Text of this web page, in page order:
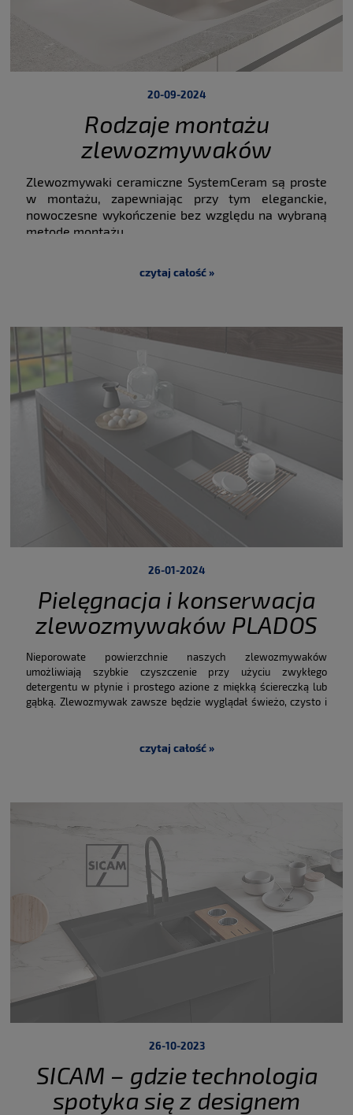
Rodzaje montażu
zlewozmywaków
ceramicznych
SystemCeram
20-09-2024
Zlewozmywaki ceramiczne SystemCeram są proste
w montażu, zapewniając przy tym eleganckie,
nowoczesne wykończenie bez względu na wybraną
metodę montażu.
W SystemCeram dostarczamy szeroką gamę
szafki to dostępna przestrzeń pod blatem potrzebna
tylko na komorę zlewozmywaka i ewentualne
mocowania.
czytaj całość »
Pielęgnacja i konserwacja
zlewozmywaków PLADOS
26-01-2024
Nieporowate powierzchnie naszych zlewozmywaków
umożliwiają szybkie czyszczenie przy użyciu zwykłego
detergentu w płynie i prostego azione z miękką ściereczką lub
gąbką. Zlewozmywak zawsze będzie wyglądał świeżo, czysto i
spowodowane przez kamień.czytaj całość »
SICAM – gdzie technologia
spotyka się z designem
26-10-2023